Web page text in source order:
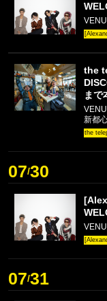
the
まで
新都
the
07/30
07/31